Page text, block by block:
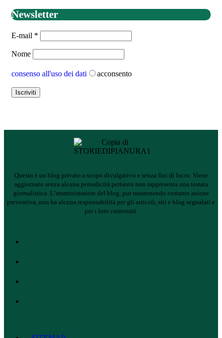
Newsletter
E-mail *
Nome
consenso all'uso dei dati acconsento
Questo è un blog privato a scopo divulgativo e senza fini di lucro. Viene
aggiornato senza alcuna periodicità pertanto non rappresenta una testata
giornalistica. L’amministratore del blog, pur mantenendo costante azione
preventiva, non ha alcuna responsabilità per gli articoli, siti e blog segnalati e
per i loro contenuti.